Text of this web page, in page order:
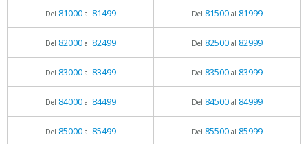
Del 81000al 81499 Del 81500al 81999
Del 82000al 82499 Del 82500al 82999
Del 83000al 83499 Del 83500al 83999
Del 84000al 84499 Del 84500al 84999
Del 85000al 85499 Del 85500al 85999